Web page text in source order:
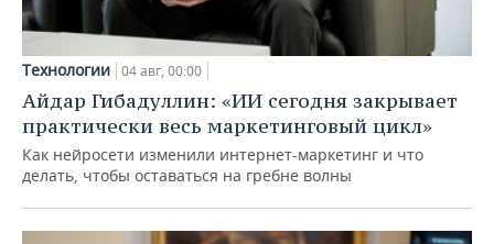
Технологии 04 авг, 00:00
Айдар Гибадуллин: «ИИ сегодня закрывает
практически весь маркетинговый цикл»
Как нейросети изменили интернет-маркетинг и что
делать, чтобы оставаться на гребне волны